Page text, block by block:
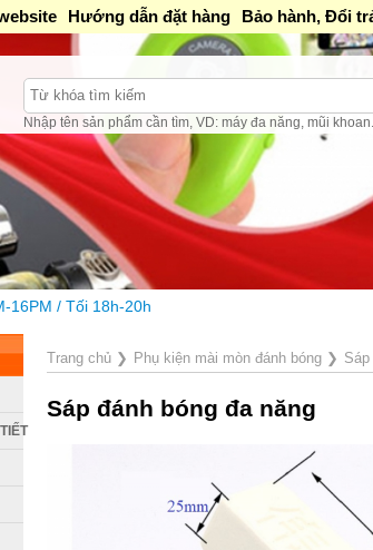
Hướng dẫn đặt hàng Bảo hành, Đổi
Nhập tên sản phẩm cần tìm, VD: máy đa năng, mũi
Trang chủ❯ Phụ kiện mài mòn đánh bóng❯
Sáp đánh bóng đa năng